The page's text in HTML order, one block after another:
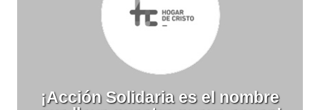
¡Acción Solidaria es el nombre